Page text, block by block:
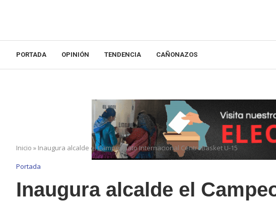
PORTADA OPINIÓN TENDENCIA CAÑONAZOS
Inicio » Inaugura alcalde el Campeonato Internacional CentroBasket U-15
Portada
Inaugura alcalde el